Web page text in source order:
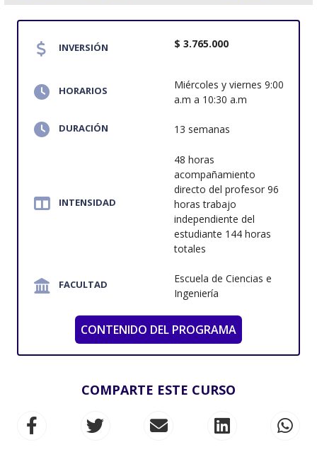
INVERSIÓN $ 3.765.000
HORARIOS
Miércoles y viernes 9:00
a.m a 10:30 a.m
DURACIÓN 13 semanas
INTENSIDAD
48 horas
acompañamiento
directo del profesor 96
horas trabajo
independiente del
estudiante 144 horas
totales
FACULTAD
Escuela de Ciencias e
Ingeniería
CONTENIDO DEL PROGRAMA
COMPARTE ESTE CURSO